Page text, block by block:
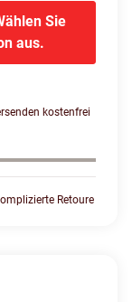
Sie
aus.
kostenfrei
Retoure